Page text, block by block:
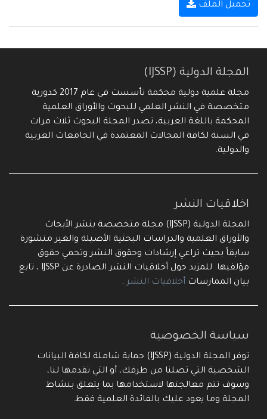
تحميل الملف
المجلة الدولية (IJSSP)
مجلة علمية دولية محكمة تأسست في عام 2017 كدورية
متخصصة في النشر العلمي للبحوث والأوراق العلمية
المحكمة باللغة العربية، تصدر المجلة البحوث ثلاث مرات
في السنة لكافة المجالات المعتمدة في الجامعات العربية
والدولية.
اخلاقيات النشر
المجلة الدولية (IJSSP) مجلة متخصصة بنشر الأبحاث
والأوراق العلمية والدراسات البحثية الأصيلة والغير منشورة
سابقاً بحيث تراعي إرشادات وحقوق النشر وتحمي حقوق
مؤلفيها. للمزيد حول أخلاقيات النشر الصادرة عن IJSSP ، تابع
بيان الممارسات أخلاقيات النشر .
سياسة الخصوصية
توفر المجلة الدولية (IJSSP) حماية شاملة لكافة البيانات
الشخصية التي تصلنا من طرفك، أو التي تقدمها لنا،
وسوف تتم معالجتها لاستخدامها بما يتعلق بنشاط
المجلة وما يعود عليك بالفائدة العلمية فقط.